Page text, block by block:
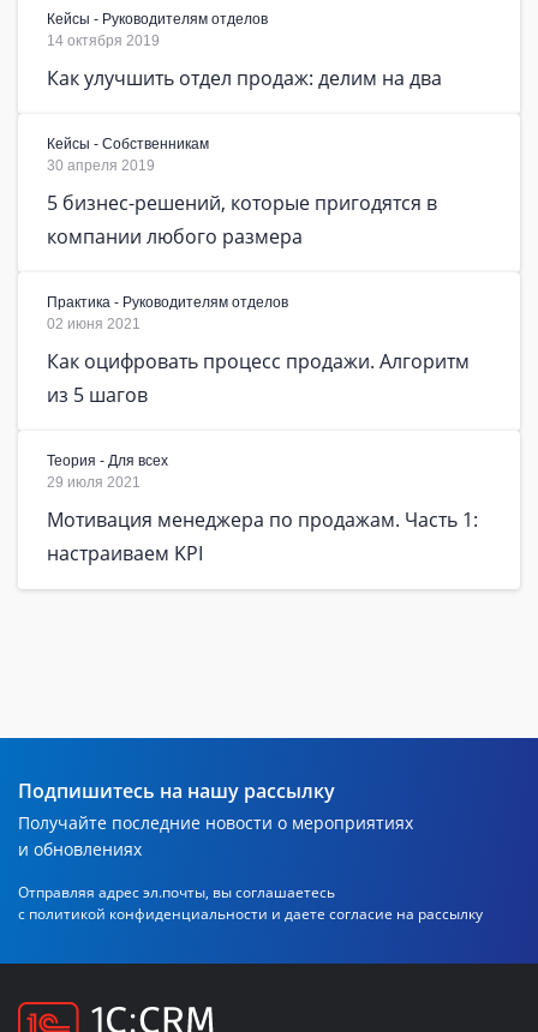
Кейсы - Руководителям отделов
14 октября 2019
Как улучшить отдел продаж: делим на два
Кейсы - Собственникам
30 апреля 2019
5 бизнес-решений, которые пригодятся в
компании любого размера
Практика - Руководителям отделов
02 июня 2021
Как оцифровать процесс продажи. Алгоритм
из 5 шагов
Теория - Для всех
29 июля 2021
Мотивация менеджера по продажам. Часть 1:
настраиваем KPI
Подпишитесь на нашу рассылку
Получайте последние новости о мероприятиях
и обновлениях
Отправляя адрес эл.почты, вы соглашаетесь
с политикой конфиденциальности и даете согласие на рассылку